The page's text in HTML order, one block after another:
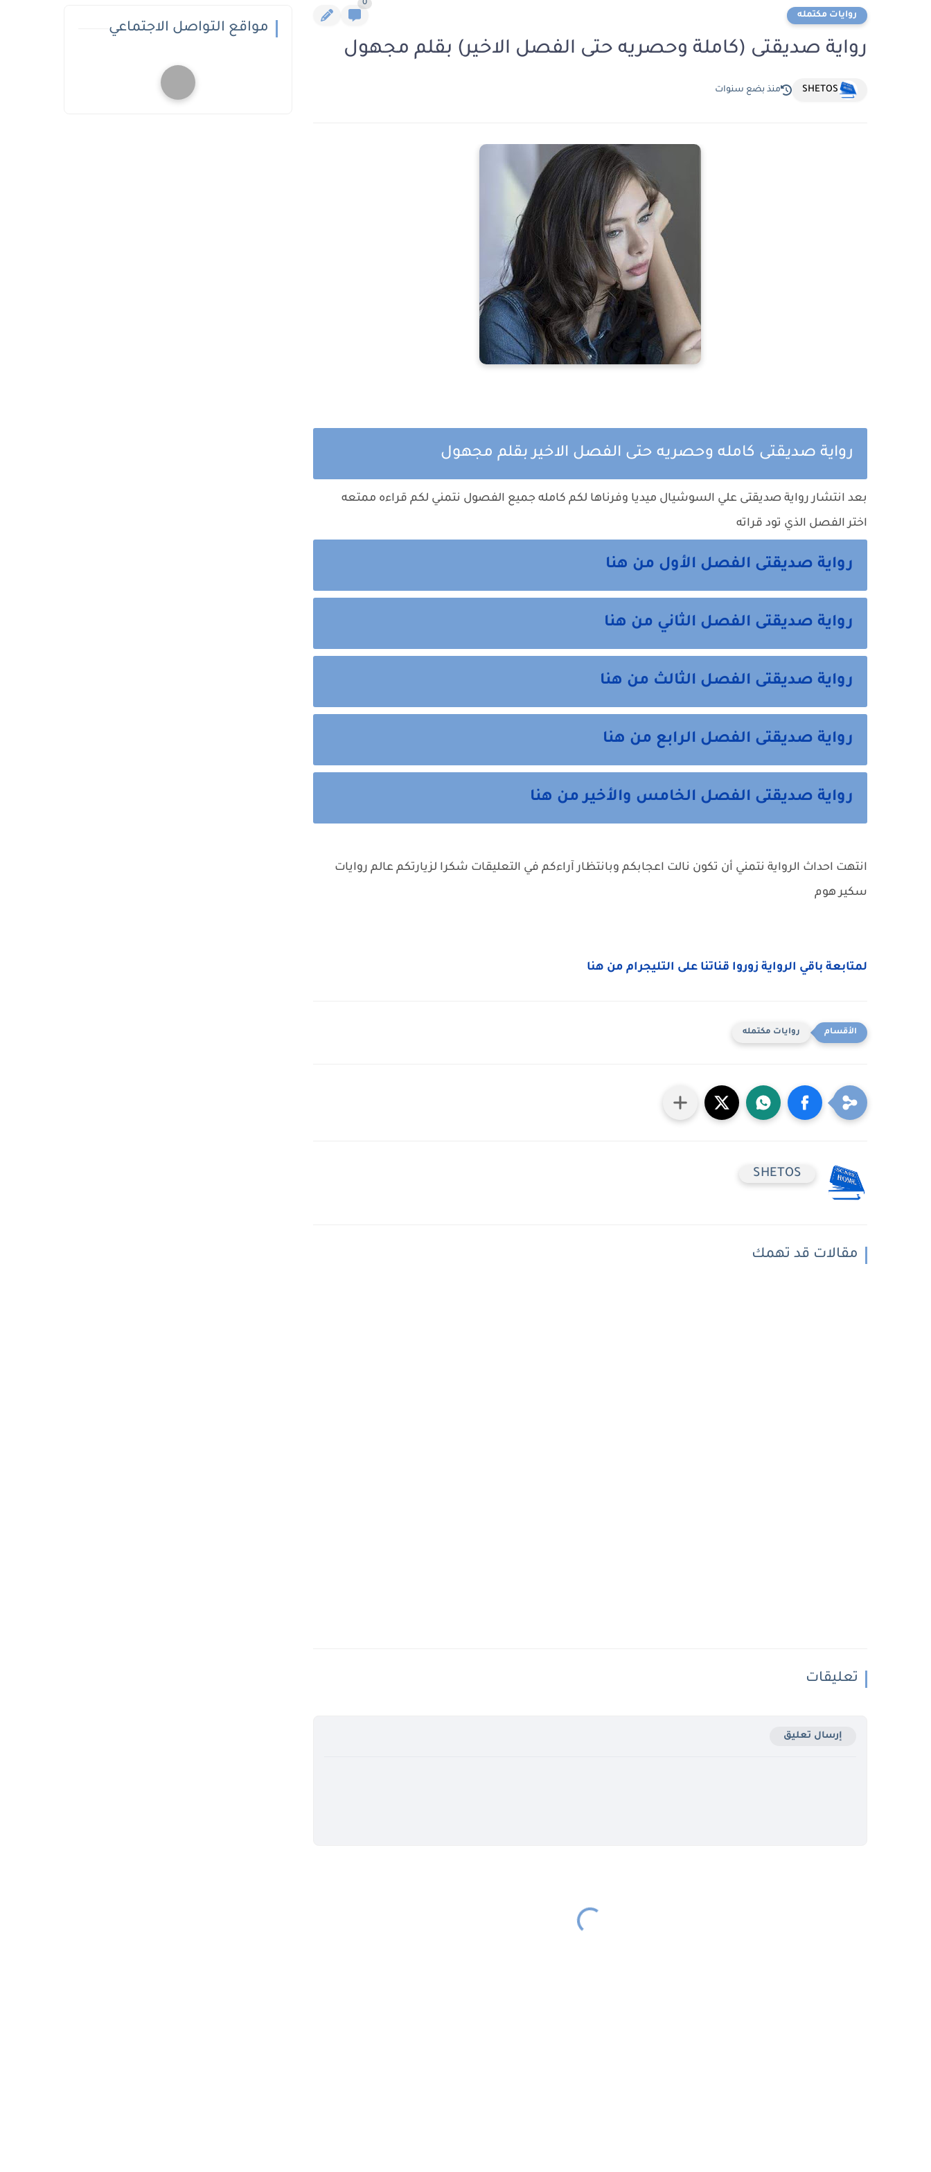
روايات مكتمله
0
رواية صديقتى (كاملة وحصريه حتى الفصل الاخير) بقلم مجهول
SHETOS منذ بضع سنوات
رواية صديقتى كامله وحصريه حتى الفصل الاخير بقلم مجهول
بعد انتشار رواية صديقتى علي السوشيال ميديا وفرناها لكم كامله جميع الفصول نتمني لكم قراءه ممتعه
اختر الفصل الذي تود قراته
رواية صديقتى الفصل الأول من هنا
رواية صديقتى الفصل الثاني من هنا
رواية صديقتى الفصل الثالث من هنا
رواية صديقتى الفصل الرابع من هنا
رواية صديقتى الفصل الخامس والأخير من هنا
انتهت احداث الرواية نتمني أن تكون نالت اعجابكم وبانتظار آراءكم في التعليقات شكرا لزيارتكم عالم روايات
سكير هوم
لمتابعة باقي الرواية زوروا قناتنا على التليجرام من هنا
روايات مكتمله
SHETOS
مقالات قد تهمك
تعليقات
إرسال تعليق
مواقع التواصل الاجتماعي